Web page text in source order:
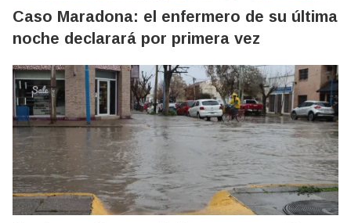
Caso Maradona: el enfermero de su última
noche declarará por primera vez